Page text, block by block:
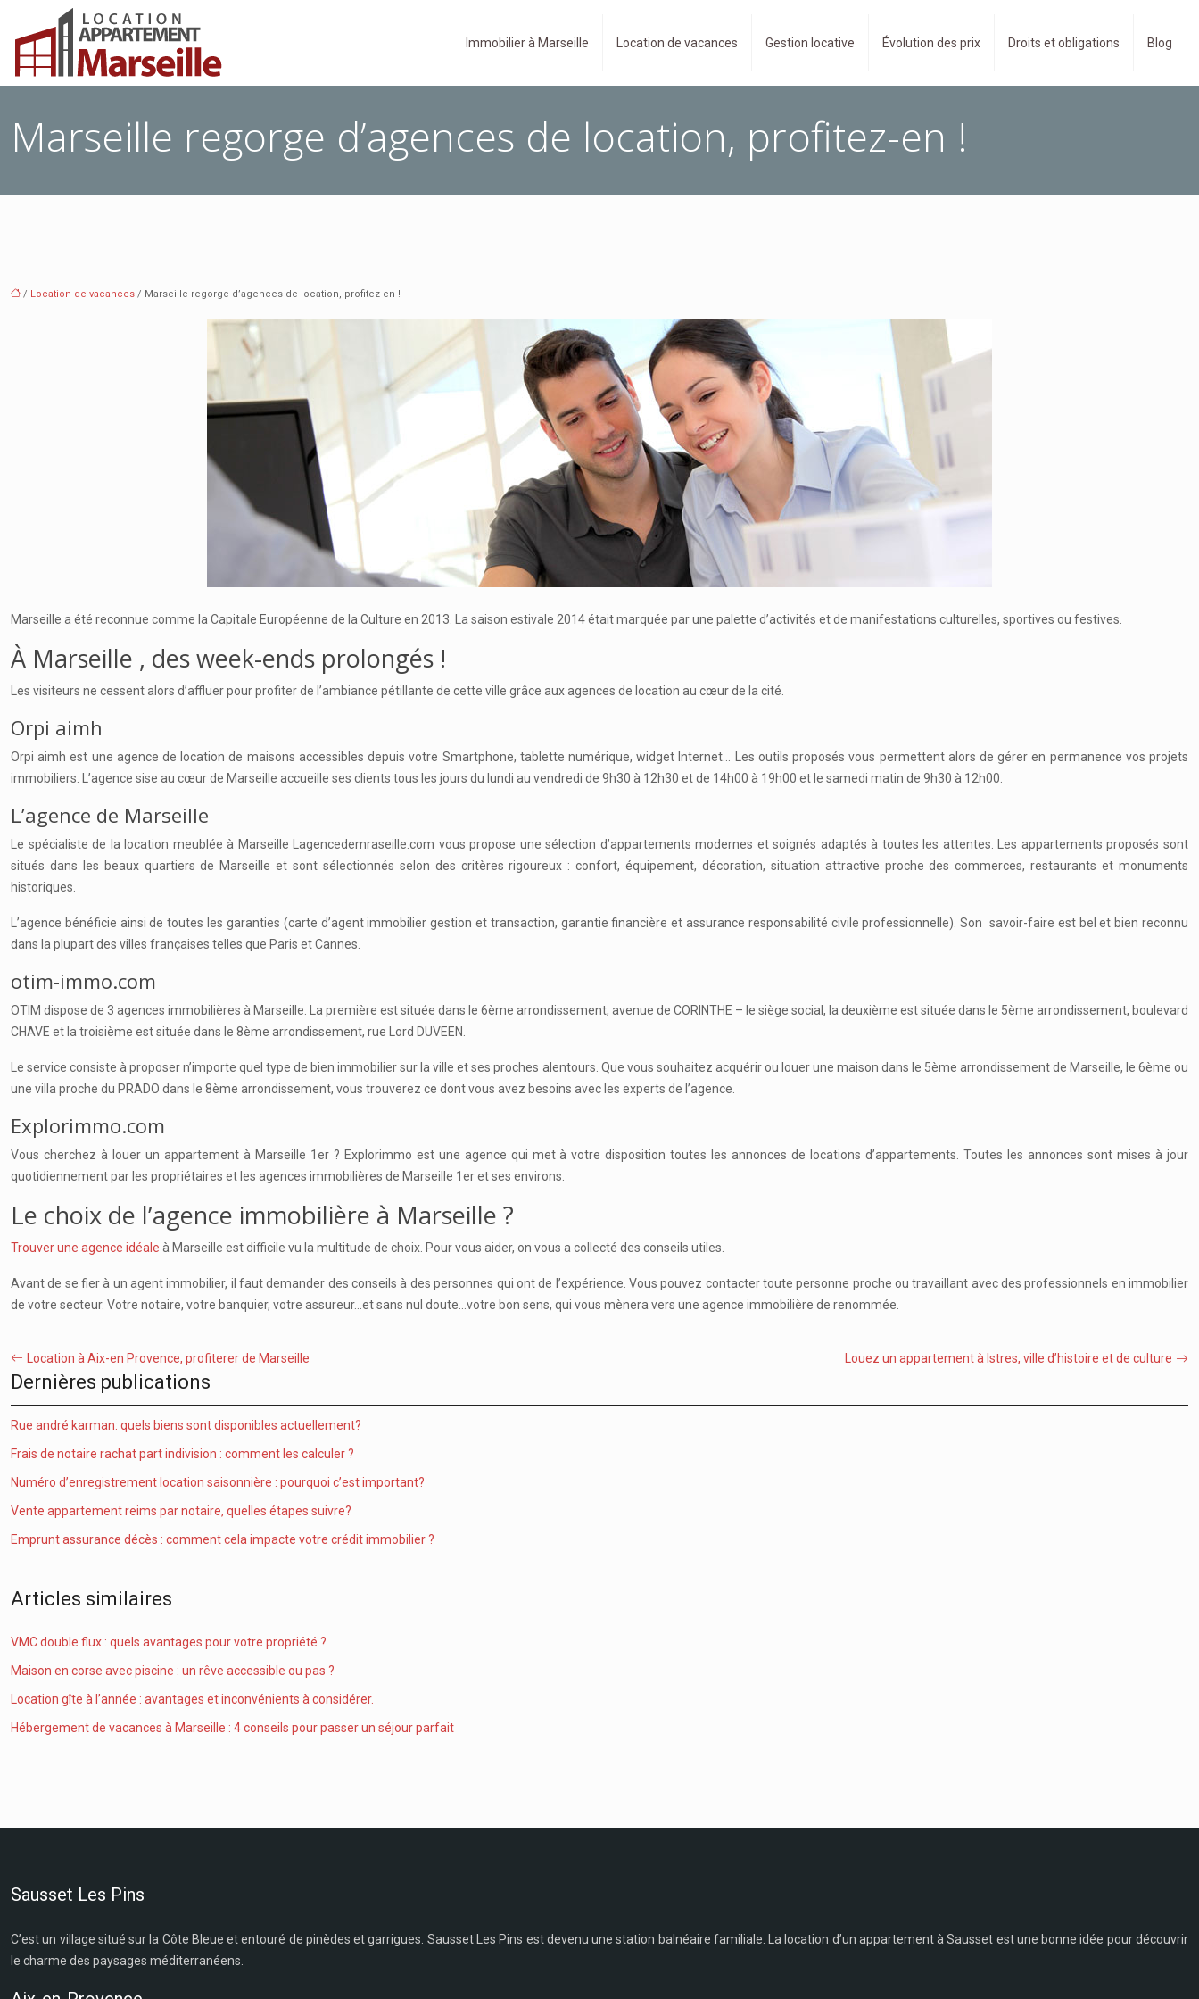
Immobilier à Marseille Location de vacances Gestion locative Évolution des prix Droits et obligations Blog
Marseille regorge d’agences de location, profitez-en !
/ Location de vacances / Marseille regorge d’agences de location, profitez-en !
Marseille a été reconnue comme la Capitale Européenne de la Culture en 2013. La saison estivale 2014 était marquée par une palette d’activités et de manifestations culturelles, sportives ou festives.
À Marseille , des week-ends prolongés !
Les visiteurs ne cessent alors d’affluer pour profiter de l’ambiance pétillante de cette ville grâce aux agences de location au cœur de la cité.
Orpi aimh
Orpi aimh est une agence de location de maisons accessibles depuis votre Smartphone, tablette numérique, widget Internet… Les outils proposés vous permettent alors de gérer en permanence vos projets
immobiliers. L’agence sise au cœur de Marseille accueille ses clients tous les jours du lundi au vendredi de 9h30 à 12h30 et de 14h00 à 19h00 et le samedi matin de 9h30 à 12h00.
L’agence de Marseille
Le spécialiste de la location meublée à Marseille Lagencedemraseille.com vous propose une sélection d’appartements modernes et soignés adaptés à toutes les attentes. Les appartements proposés sont
situés dans les beaux quartiers de Marseille et sont sélectionnés selon des critères rigoureux : confort, équipement, décoration, situation attractive proche des commerces, restaurants et monuments
historiques.
L’agence bénéficie ainsi de toutes les garanties (carte d’agent immobilier gestion et transaction, garantie financière et assurance responsabilité civile professionnelle). Son savoir-faire est bel et bien reconnu
dans la plupart des villes françaises telles que Paris et Cannes.
otim-immo.com
OTIM dispose de 3 agences immobilières à Marseille. La première est située dans le 6ème arrondissement, avenue de CORINTHE – le siège social, la deuxième est située dans le 5ème arrondissement, boulevard
CHAVE et la troisième est située dans le 8ème arrondissement, rue Lord DUVEEN.
Le service consiste à proposer n’importe quel type de bien immobilier sur la ville et ses proches alentours. Que vous souhaitez acquérir ou louer une maison dans le 5ème arrondissement de Marseille, le 6ème ou
une villa proche du PRADO dans le 8ème arrondissement, vous trouverez ce dont vous avez besoins avec les experts de l’agence.
Explorimmo.com
Vous cherchez à louer un appartement à Marseille 1er ? Explorimmo est une agence qui met à votre disposition toutes les annonces de locations d’appartements. Toutes les annonces sont mises à jour
quotidiennement par les propriétaires et les agences immobilières de Marseille 1er et ses environs.
Le choix de l’agence immobilière à Marseille ?
Trouver une agence idéale à Marseille est difficile vu la multitude de choix. Pour vous aider, on vous a collecté des conseils utiles.
Avant de se fier à un agent immobilier, il faut demander des conseils à des personnes qui ont de l’expérience. Vous pouvez contacter toute personne proche ou travaillant avec des professionnels en immobilier
de votre secteur. Votre notaire, votre banquier, votre assureur…et sans nul doute…votre bon sens, qui vous mènera vers une agence immobilière de renommée.
Location à Aix-en Provence, profiterer de Marseille Louez un appartement à Istres, ville d’histoire et de culture
Dernières publications
Rue andré karman: quels biens sont disponibles actuellement?
Frais de notaire rachat part indivision : comment les calculer ?
Numéro d’enregistrement location saisonnière : pourquoi c’est important?
Vente appartement reims par notaire, quelles étapes suivre?
Emprunt assurance décès : comment cela impacte votre crédit immobilier ?
Articles similaires
VMC double flux : quels avantages pour votre propriété ?
Maison en corse avec piscine : un rêve accessible ou pas ?
Location gîte à l’année : avantages et inconvénients à considérer.
Hébergement de vacances à Marseille : 4 conseils pour passer un séjour parfait
Sausset Les Pins
C’est un village situé sur la Côte Bleue et entouré de pinèdes et garrigues. Sausset Les Pins est devenu une station balnéaire familiale. La location d’un appartement à Sausset est une bonne idée pour découvrir
le charme des paysages méditerranéens.